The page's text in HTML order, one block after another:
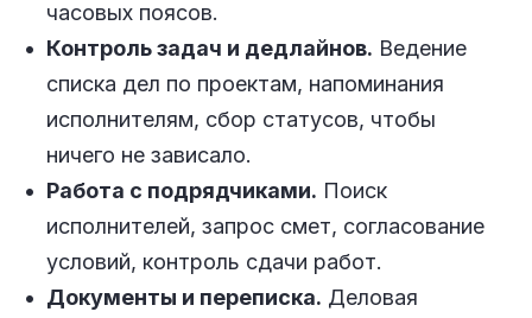
часовых поясов.
Контроль задач и дедлайнов. Ведение
списка дел по проектам, напоминания
исполнителям, сбор статусов, чтобы
ничего не зависало.
Работа с подрядчиками. Поиск
исполнителей, запрос смет, согласование
условий, контроль сдачи работ.
Документы и переписка. Деловая